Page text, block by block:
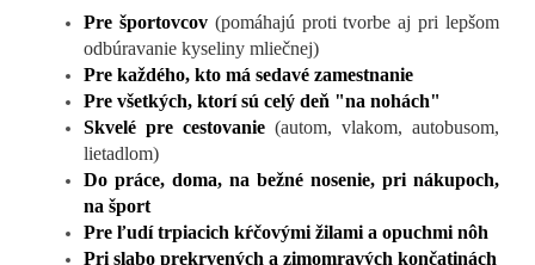
Pre športovcov (pomáhajú proti tvorbe aj pri lepšom
odbúravanie kyseliny mliečnej)
Pre každého, kto má sedavé zamestnanie
Pre všetkých, ktorí sú celý deň "na nohách"
Skvelé pre cestovanie (autom, vlakom, autobusom,
lietadlom)
Do práce, doma, na bežné nosenie, pri nákupoch,
na šport
Pre ľudí trpiacich kŕčovými žilami a opuchmi nôh
Pri slabo prekrvených a zimomravých končatinách